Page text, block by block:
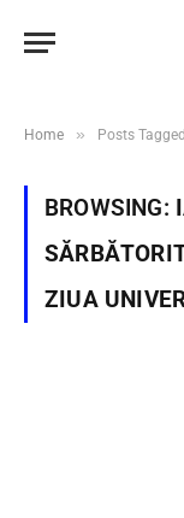
Home » Posts Tagged "ia
BROWSING:
ZIUA